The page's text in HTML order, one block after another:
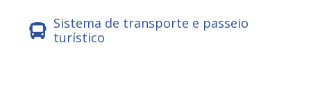
Sistema de transporte e passeio
turístico